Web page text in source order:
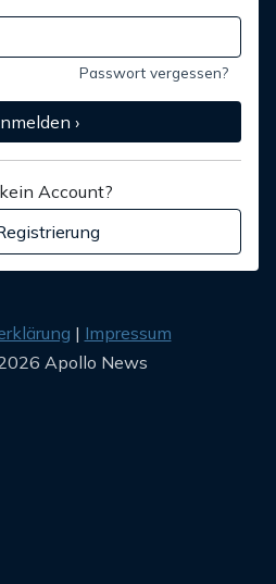
Passwort vergessen?
›
Account?
Impressum
Apollo News